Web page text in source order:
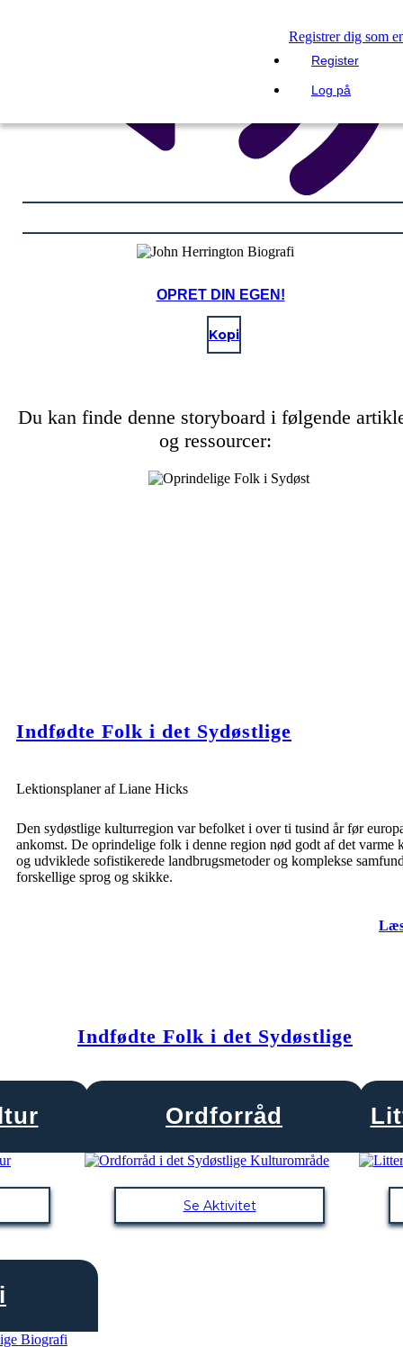
Registrer dig som
Register
Log på
OPRET DIN EGEN!
Kopi
Du kan finde denne storyboard i følgende
og ressourcer:
Indfødte Folk i det Sydøstlige
Lektionsplaner af Liane Hicks
Den sydøstlige kulturregion var befolket i over ti tusind år før
ankomst. De oprindelige folk i denne region nød godt af det varme
og udviklede sofistikerede landbrugsmetoder og komplekse
forskellige sprog og skikke.
Indfødte Folk i det Sydøstlige
Ordforråd
Se Aktivitet